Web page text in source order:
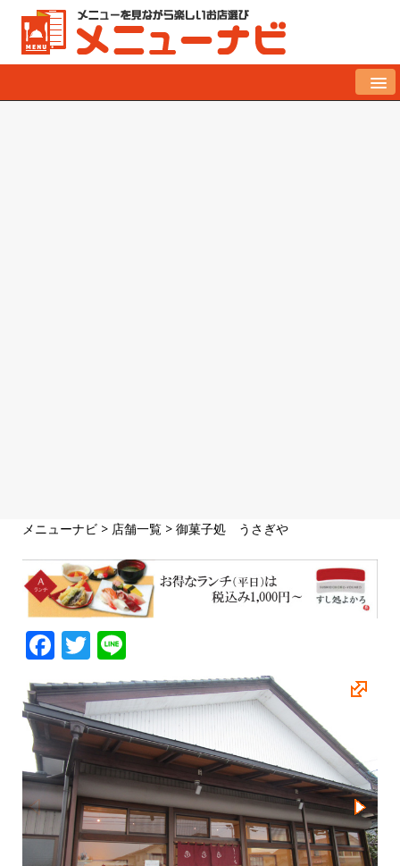
メニューナビ > 店舗一覧 > 御菓子処 うさぎや
F
a
c
e
b
o
o
k
T
w
it
te
r
n
e